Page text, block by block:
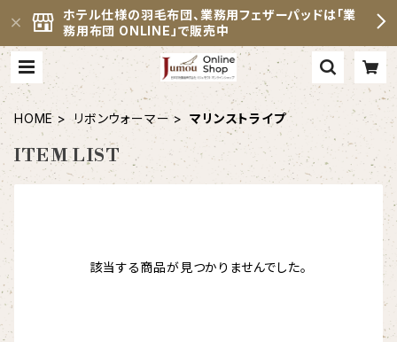
ホテル仕様の羽毛布団、業務用フェザーパッドは「業
務用布団 ONLINE」で販売中
HOME リボンウォーマー マリンストライプ
ITEM LIST
該当する商品が見つかりませんでした。